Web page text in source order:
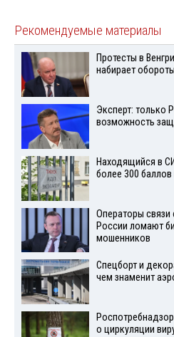
Рекомендуемые материалы
Протесты в
набирает обороты
Эксперт: только
возможность
Находящийся в
более 300
Операторы связи
России ломают
мошенников
Спецборт и
чем знаменит
о циркуляции